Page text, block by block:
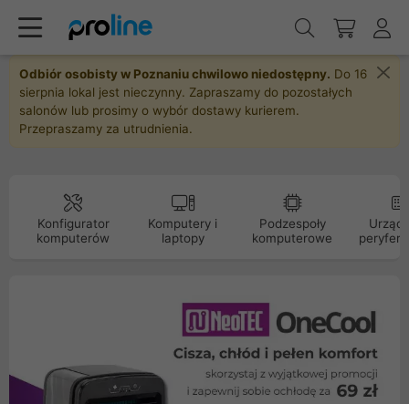
Odbiór osobisty w Poznaniu chwilowo niedostępny. Do 16
sierpnia lokal jest nieczynny. Zapraszamy do pozostałych
salonów lub prosimy o wybór dostawy kurierem.
Przepraszamy za utrudnienia.
Konfigurator
komputerów
Komputery i
laptopy
Podzespoły
komputerowe